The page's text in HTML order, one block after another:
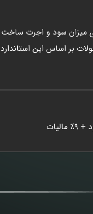
تنها بر روی میزان سود و اجرت
بر اساس این